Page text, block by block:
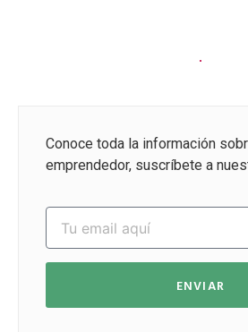
Conoce toda la información
emprendedor, suscríbete a
ENVIAR